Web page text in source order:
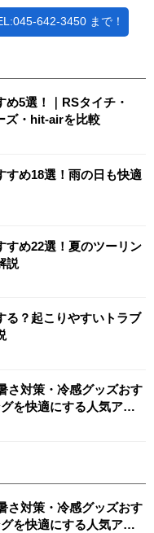
642-3450 まで！
5選！｜RSタイチ・
ズ・hit-airを比較
すめ18選！雨の日も快適
すめ22選！夏のツーリン
説
る？起こりやすいトラブ
さ対策・冷感グッズおす
を快適にする人気アイ
さ対策・冷感グッズおす
を快適にする人気アイ